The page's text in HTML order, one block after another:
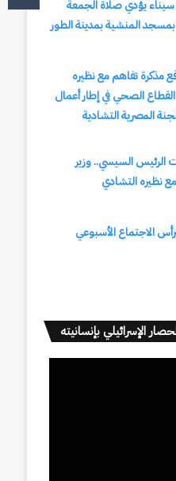
يؤدي صلاة الجمعة
المنشية بمدينة الطور
مذكرة تفاهم مع نظيره
الصحي في إطار أعمال
المصرية التشادية
الرئيس السيسي.. وزير
نظيره التشادي
الاجتماع الأسبوعي
الإسرائيلي بإنسانيته